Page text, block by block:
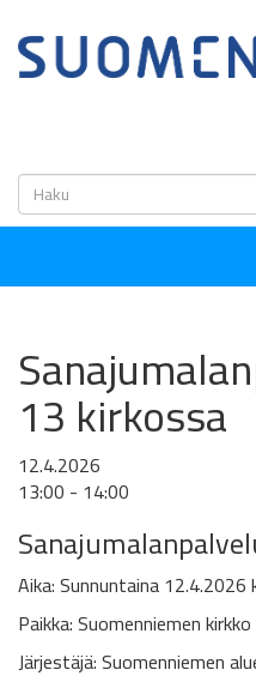
13 kirkossa
12.4.2026
13:00 - 14:00
Aika: Sunnuntaina 12.4.2026
Paikka: Suomenniemen kirkko
Järjestäjä: Suomenniemen